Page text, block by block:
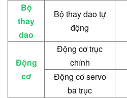
Bộ
thay
dao
Bộ thay dao tự
động
Động
cơ
Động cơ trục
chính
Động cơ servo
ba trục